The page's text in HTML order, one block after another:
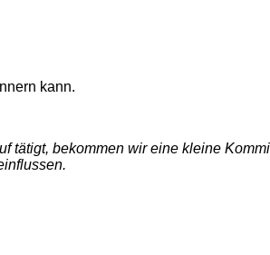
kann.
tätigt, bekommen wir eine kleine